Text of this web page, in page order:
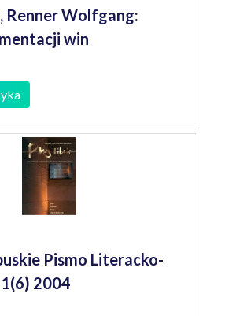
Renner Wolfgang:
win
Pismo Literacko-
2004